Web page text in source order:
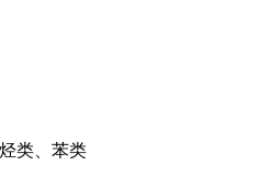
类、苯类